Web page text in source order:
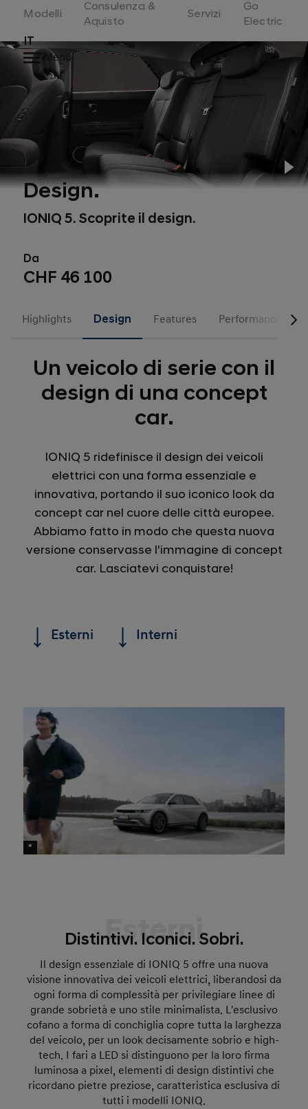
Switzerland
Modelli
Consulenza &
Aquisto
Servizi
Go
Electric
IT
Menu
Design.
IONIQ 5. Scoprite il design.
Da
CHF 46 100
Highlights Design Features Performance
Un veicolo di serie con il
design di una concept
car.
IONIQ 5 ridefinisce il design dei veicoli
elettrici con una forma essenziale e
innovativa, portando il suo iconico look da
concept car nel cuore delle città europee.
Abbiamo fatto in modo che questa nuova
versione conservasse l'immagine di concept
car. Lasciatevi conquistare!
Esterni Interni
*
Esterni
Distintivi. Iconici. Sobri.
Il design essenziale di IONIQ 5 offre una nuova
visione innovativa dei veicoli elettrici, liberandosi da
ogni forma di complessità per privilegiare linee di
grande sobrietà e uno stile minimalista. L'esclusivo
cofano a forma di conchiglia copre tutta la larghezza
del veicolo, per un look decisamente sobrio e high-
tech. I fari a LED si distinguono per la loro firma
luminosa a pixel, elementi di design distintivi che
ricordano pietre preziose, caratteristica esclusiva di
tutti i modelli IONIQ.